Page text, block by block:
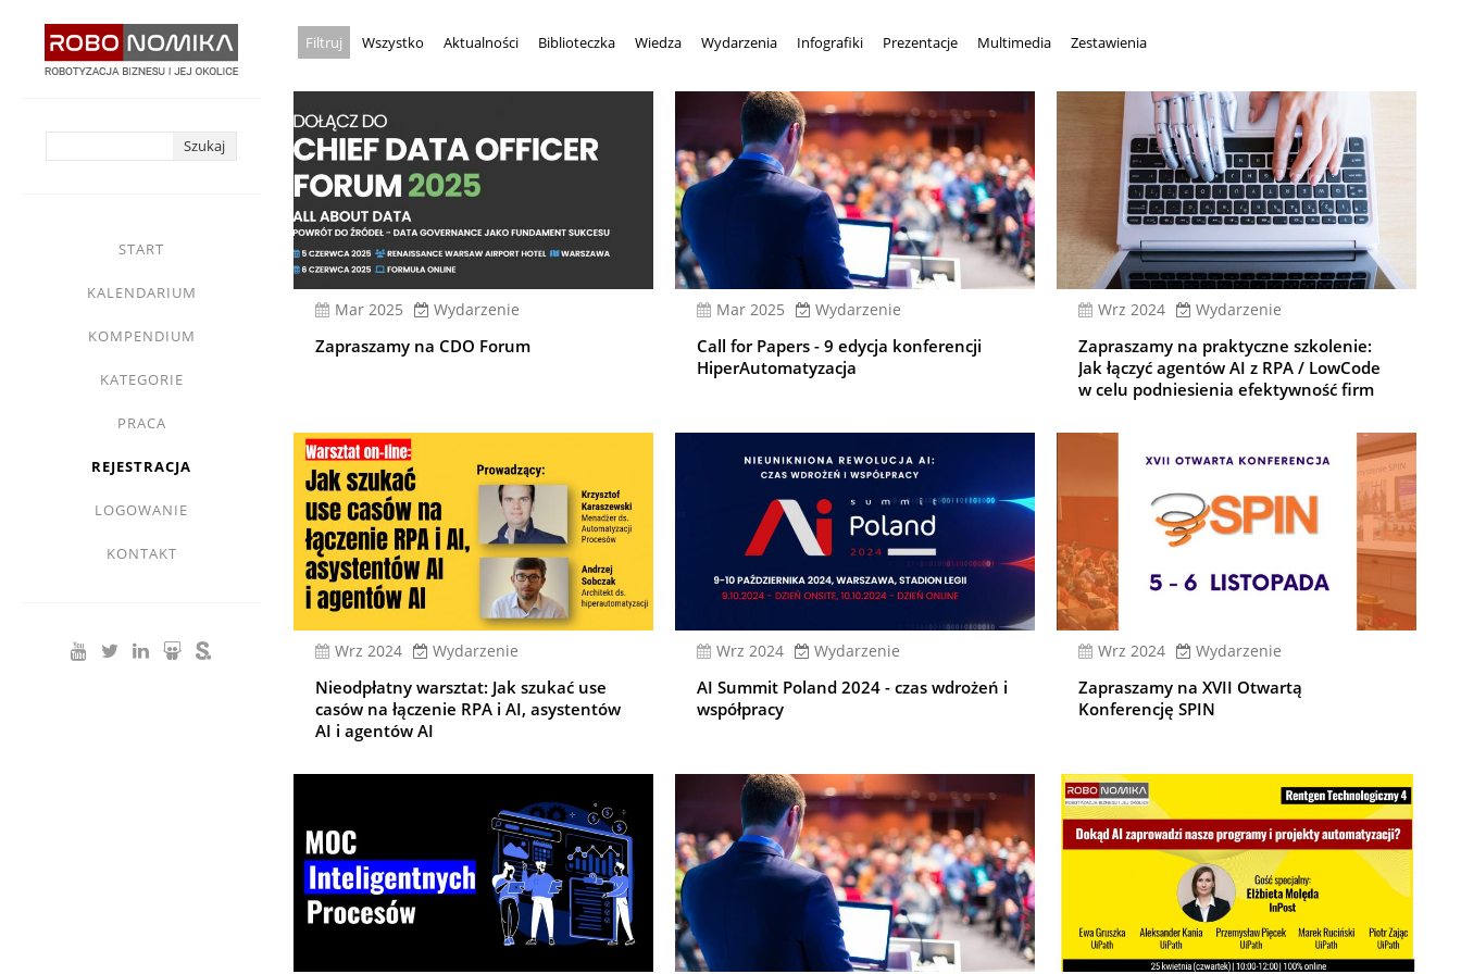
START
KALENDARIUM
KOMPENDIUM
KATEGORIE
PRACA
REJESTRACJA
LOGOWANIE
KONTAKT
Wszystko Aktualności Biblioteczka Wiedza Wydarzenia Infografiki Prezentacje Multimedia Zestawienia
mar 2025 Wydarzenie
Zapraszamy na CDO Forum
mar 2025 Wydarzenie
Call for Papers - 9 edycja konferencji
HiperAutomatyzacja
wrz 2024 Wydarzenie
Zapraszamy na praktyczne szkolenie:
Jak łączyć agentów AI z RPA / LowCode
w celu podniesienia efektywność firm
wrz 2024 Wydarzenie
Nieodpłatny warsztat: Jak szukać use
casów na łączenie RPA i AI, asystentów
AI i agentów AI
wrz 2024 Wydarzenie
AI Summit Poland 2024 - czas wdrożeń i
współpracy
wrz 2024 Wydarzenie
Zapraszamy na XVII Otwartą
Konferencję SPIN